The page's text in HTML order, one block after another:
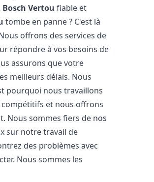
Vertou fiable et
tombe en panne ? C'est là
offrons des services de
répondre à vos besoins de
assurons que votre
meilleurs délais. Nous
pourquoi nous travaillons
et nous offrons
Nous sommes fiers de nos
sur notre travail de
des problèmes avec
Nous sommes les